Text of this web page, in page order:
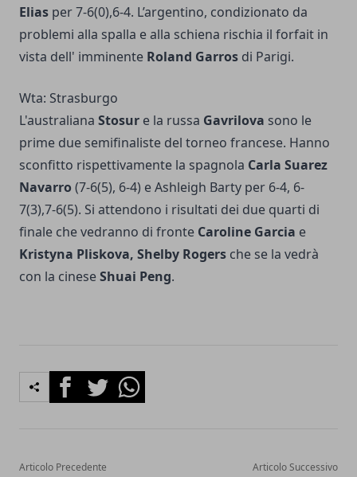
Elias per 7-6(0),6-4. L’argentino, condizionato da
problemi alla spalla e alla schiena rischia il forfait in
vista dell' imminente Roland Garros di Parigi.
Wta: Strasburgo
L'australiana Stosur e la russa Gavrilova sono le
prime due semifinaliste del torneo francese. Hanno
sconfitto rispettivamente la spagnola Carla Suarez
Navarro (7-6(5), 6-4) e Ashleigh Barty per 6-4, 6-
7(3),7-6(5). Si attendono i risultati dei due quarti di
finale che vedranno di fronte Caroline Garcia e
Kristyna Pliskova, Shelby Rogers che se la vedrà
con la cineseShuai Peng.
FacebookTwitterWhatsapp
Articolo Precedente Articolo Successivo